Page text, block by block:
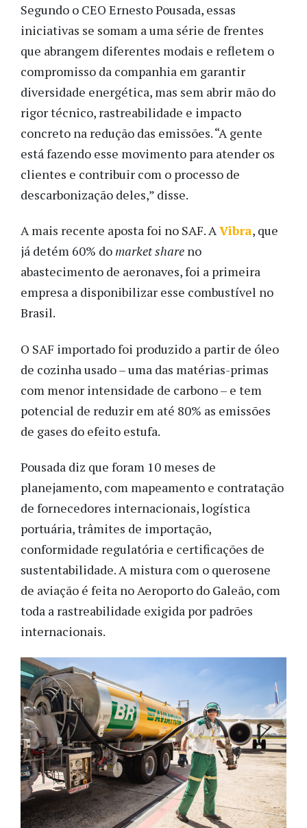
Segundo o CEO Ernesto Pousada, essas
iniciativas se somam a uma série de frentes
que abrangem diferentes modais e refletem o
compromisso da companhia em garantir
diversidade energética, mas sem abrir mão do
rigor técnico, rastreabilidade e impacto
concreto na redução das emissões. “A gente
está fazendo esse movimento para atender os
clientes e contribuir com o processo de
descarbonização deles,” disse.
A mais recente aposta foi no SAF. AVibra, que
já detém 60% domarket share no
abastecimento de aeronaves, foi a primeira
empresa a disponibilizar esse combustível no
Brasil.
O SAF importado foi produzido a partir de óleo
de cozinha usado – uma das matérias-primas
com menor intensidade de carbono – e tem
potencial de reduzir em até 80% as emissões
de gases do efeito estufa.
Pousada diz que foram 10 meses de
planejamento, com mapeamento e contratação
de fornecedores internacionais, logística
portuária, trâmites de importação,
conformidade regulatória e certificações de
sustentabilidade. A mistura com o querosene
de aviação é feita no Aeroporto do Galeão, com
toda a rastreabilidade exigida por padrões
internacionais.